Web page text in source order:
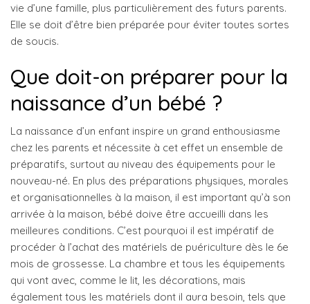
vie d’une famille, plus particulièrement des futurs parents.
Elle se doit d’être bien préparée pour éviter toutes sortes
de soucis.
Que doit-on préparer pour la
naissance d’un bébé ?
La naissance d’un enfant inspire un grand enthousiasme
chez les parents et nécessite à cet effet un ensemble de
préparatifs, surtout au niveau des équipements pour le
nouveau-né. En plus des préparations physiques, morales
et organisationnelles à la maison, il est important qu’à son
arrivée à la maison, bébé doive être accueilli dans les
meilleures conditions. C’est pourquoi il est impératif de
procéder à l’achat des matériels de puériculture dès le 6e
mois de grossesse. La chambre et tous les équipements
qui vont avec, comme le lit, les décorations, mais
également tous les matériels dont il aura besoin, tels que